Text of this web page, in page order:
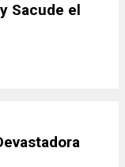
Sacude el